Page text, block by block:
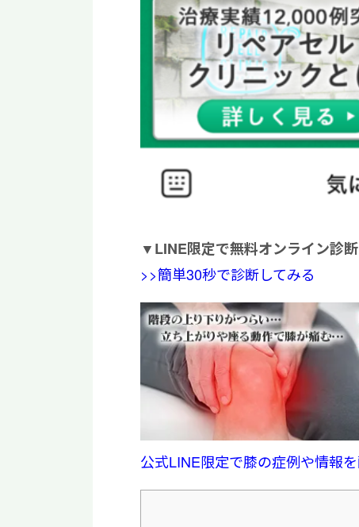
▼LINE限定で無料オンライン診断
>>簡単30秒で診断してみる
公式LINE限定で膝の症例や情報